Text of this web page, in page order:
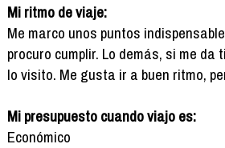
Mi ritmo de viaje:
Me marco unos puntos
procuro cumplir. Lo demás, si me da
lo visito. Me gusta ir a buen ritmo,
Mi presupuesto cuando viajo es:
Económico